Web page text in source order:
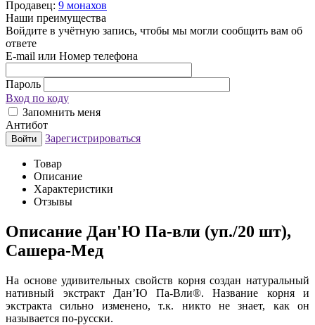
Продавец: 9 монахов
Наши преимущества
Войдите в учётную запись, чтобы мы могли сообщить вам об
ответе
E-mail или Номер телефона
Пароль
Вход по коду
Запомнить меня
Антибот
Войти Зарегистрироваться
Товар
Описание
Характеристики
Отзывы
Описание Дан'Ю Па-вли (уп./20 шт),
Сашера-Мед
На основе удивительных свойств корня создан натуральный
нативный экстракт Дан’Ю Па-Вли®. Название корня и
экстракта сильно изменено, т.к. никто не знает, как он
называется по-русски.